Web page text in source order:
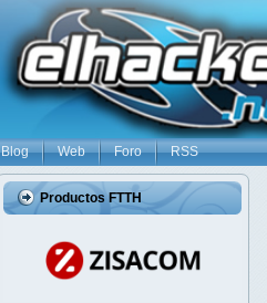
Blog Web Foro RSS
Productos FTTH